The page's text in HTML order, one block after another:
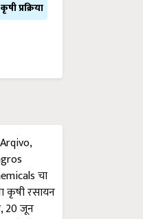
कृषी प्रक्रिया